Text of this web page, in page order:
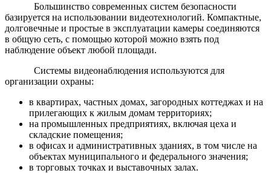
Большинство современных систем безопасности
базируется на использовании видеотехнологий. Компактные,
долговечные и простые в эксплуатации камеры соединяются
в общую сеть, с помощью которой можно взять под
наблюдение объект любой площади.
Системы видеонаблюдения используются для
организации охраны:
в квартирах, частных домах, загородных коттеджах и на
прилегающих к жилым домам территориях;
на промышленных предприятиях, включая цеха и
складские помещения;
в офисах и административных зданиях, в том числе на
объектах муниципального и федерального значения;
в торговых точках и выставочных залах.